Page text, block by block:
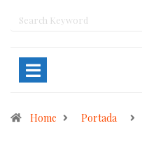
Home Portada